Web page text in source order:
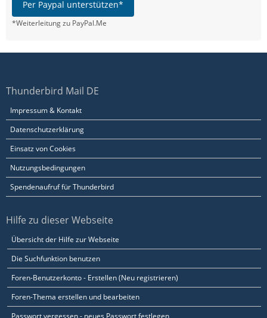
Per Paypal unterstützen*
*Weiterleitung zu PayPal.Me
Thunderbird Mail DE
Impressum & Kontakt
Datenschutzerklärung
Einsatz von Cookies
Nutzungsbedingungen
Spendenaufruf für Thunderbird
Hilfe zu dieser Webseite
Übersicht der Hilfe zur Webseite
Die Suchfunktion benutzen
Foren-Benutzerkonto - Erstellen (Neu registrieren)
Foren-Thema erstellen und bearbeiten